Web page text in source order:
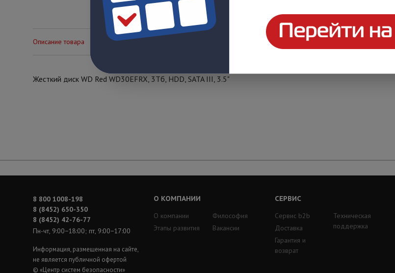
Описание товара Технические характеристики
Жесткий диск WD Red WD30EFRX, 3Тб, HDD, SATA III, 3.5"
8 800 1008-198
8 (8452) 650-350
8 (8452) 42-76-77
Пн-чт, 9:00−18:00; пт, 9:00−17:00
Информация, размещенная на сайте,
не является публичной офертой
© «Центр систем безопасности»
О КОМПАНИИ
О компании
Этапы развития
Философия
Вакансии
СЕРВИС
Сервис b2b
Доставка
Гарантия и
возврат
Техническая
поддержка